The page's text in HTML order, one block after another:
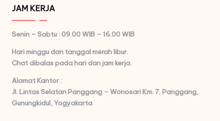
JAM KERJA
Senin – Sabtu : 09.00 WIB – 16.00 WIB
Hari minggu dan tanggal merah libur.
Chat dibalas pada hari dan jam kerja.
Alamat Kantor :
Jl. Lintas Selatan Panggang – Wonosari Km. 7, Panggang,
Gunungkidul, Yogyakarta